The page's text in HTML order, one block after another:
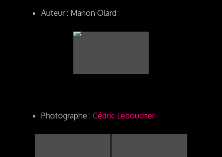
Auteur : Manon Olard
Photographe :Cédric Leboucher